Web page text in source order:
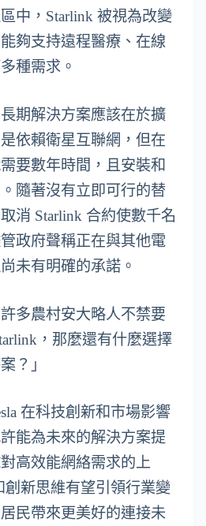
中，Starlink 被視為改變
夠支持遠程醫療、在線
種需求。
期解決方案應該在於擴
依賴衛星互聯網，但在
要數年時間，且安裝和
隨著沒有立即可行的替
消 Starlink 合約使數千名
政府聲稱正在與其他電
未有明確的承諾。
多農村安大略人不禁要
，那麼還有什麼選擇
？」
在科技創新和市場影響
能為未來的解決方案提
高效能網絡需求的上
創新思維有望引領行業變
民帶來更美好的連接未